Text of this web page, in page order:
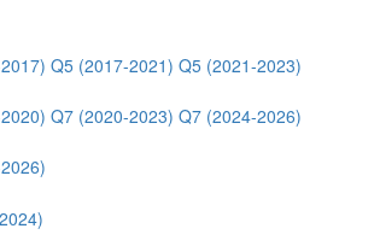
Q5 (2017-2021) Q5 (2021-2023)
Q7 (2020-2023) Q7 (2024-2026)